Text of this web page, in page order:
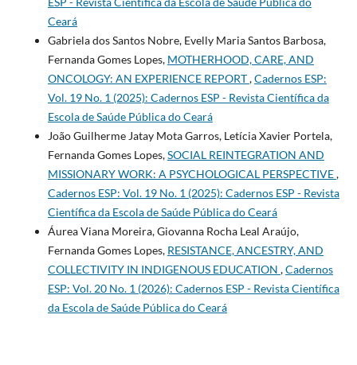
Ceará
Gabriela dos Santos Nobre, Evelly Maria Santos Barbosa,
Fernanda Gomes Lopes, MOTHERHOOD, CARE, AND
ONCOLOGY: AN EXPERIENCE REPORT,Cadernos ESP:
Vol. 19 No. 1 (2025): Cadernos ESP - Revista Cientí­fica da
Escola de Saúde Pública do Ceará
João Guilherme Jatay Mota Garros, Letícia Xavier Portela,
Fernanda Gomes Lopes,SOCIAL REINTEGRATION AND
MISSIONARY WORK: A PSYCHOLOGICAL PERSPECTIVE,
Cadernos ESP: Vol. 19 No. 1 (2025): Cadernos ESP - Revista
Cientí­fica da Escola de Saúde Pública do Ceará
Áurea Viana Moreira, Giovanna Rocha Leal Araújo,
Fernanda Gomes Lopes, RESISTANCE, ANCESTRY, AND
COLLECTIVITY IN INDIGENOUS EDUCATION ,Cadernos
ESP: Vol. 20 No. 1 (2026): Cadernos ESP - Revista Cientí­fica
da Escola de Saúde Pública do Ceará